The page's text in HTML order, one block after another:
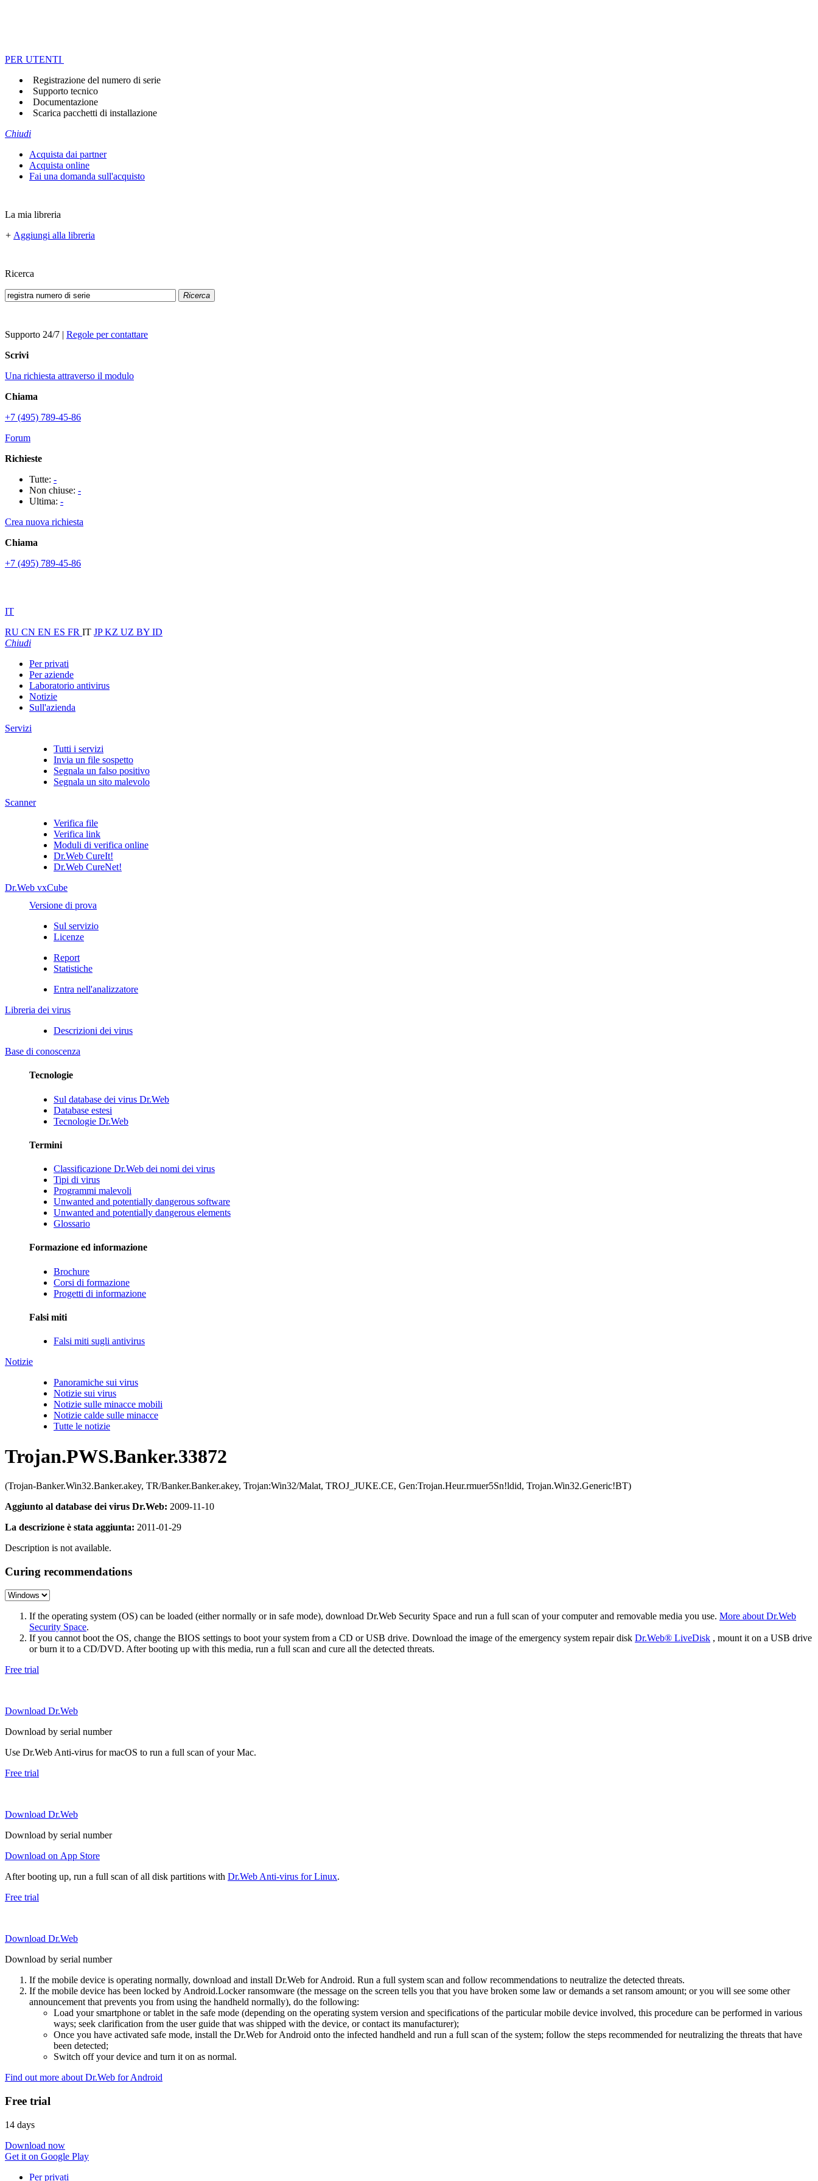
PER UTENTI
Registrazione del numero di serie
Supporto tecnico
Documentazione
Scarica pacchetti di installazione
Chiudi
Acquista dai partner
Acquista online
Fai una domanda sull'acquisto
La mia libreria
+ Aggiungi alla libreria
Ricerca
Ricerca
Supporto 24/7 | Regole per contattare
Scrivi
Una richiesta attraverso il modulo
Chiama
+7 (495) 789-45-86
Forum
Richieste
Tutte: -
Non chiuse: -
Ultima: -
Crea nuova richiesta
Chiama
+7 (495) 789-45-86
IT
RU CN EN ES FR IT JPKZ UZ BY ID
Chiudi
Per privati
Per aziende
Laboratorio antivirus
Notizie
Sull'azienda
Servizi
Tutti i servizi
Invia un file sospetto
Segnala un falso positivo
Segnala un sito malevolo
Scanner
Verifica file
Verifica link
Moduli di verifica online
Dr.Web CureIt!
Dr.Web CureNet!
Dr.Web vxCube
Versione di prova
Sul servizio
Licenze
Report
Statistiche
Entra nell'analizzatore
Libreria dei virus
Descrizioni dei virus
Base di conoscenza
Tecnologie
Sul database dei virus Dr.Web
Database estesi
Tecnologie Dr.Web
Termini
Classificazione Dr.Web dei nomi dei virus
Tipi di virus
Programmi malevoli
Unwanted and potentially dangerous software
Unwanted and potentially dangerous elements
Glossario
Formazione ed informazione
Brochure
Corsi di formazione
Progetti di informazione
Falsi miti
Falsi miti sugli antivirus
Notizie
Panoramiche sui virus
Notizie sui virus
Notizie sulle minacce mobili
Notizie calde sulle minacce
Tutte le notizie
Trojan.PWS.Banker.33872
(Trojan-Banker.Win32.Banker.akey, TR/Banker.Banker.akey, Trojan:Win32/Malat, TROJ_JUKE.CE, Gen:Trojan.Heur.rmuer5Sn!ldid, Trojan.Win32.Generic!BT)
Aggiunto al database dei virus Dr.Web: 2009-11-10
La descrizione è stata aggiunta: 2011-01-29
Description is not available.
Curing recommendations
If the operating system (OS) can be loaded (either normally or in safe mode), download Dr.Web Security Space and run a full scan of your computer and removable media you use. More about Dr.Web
Security Space.
If you cannot boot the OS, change the BIOS settings to boot your system from a CD or USB drive. Download the image of the emergency system repair disk Dr.Web® LiveDisk , mount it on a USB drive
or burn it to a CD/DVD. After booting up with this media, run a full scan and cure all the detected threats.
Free trial
Download Dr.Web
Download by serial number
Use Dr.Web Anti-virus for macOS to run a full scan of your Mac.
Free trial
Download Dr.Web
Download by serial number
Download on App Store
After booting up, run a full scan of all disk partitions with Dr.Web Anti-virus for Linux.
Free trial
Download Dr.Web
Download by serial number
If the mobile device is operating normally, download and install Dr.Web for Android. Run a full system scan and follow recommendations to neutralize the detected threats.
If the mobile device has been locked by Android.Locker ransomware (the message on the screen tells you that you have broken some law or demands a set ransom amount; or you will see some other
announcement that prevents you from using the handheld normally), do the following:
Load your smartphone or tablet in the safe mode (depending on the operating system version and specifications of the particular mobile device involved, this procedure can be performed in various
ways; seek clarification from the user guide that was shipped with the device, or contact its manufacturer);
Once you have activated safe mode, install the Dr.Web for Android onto the infected handheld and run a full scan of the system; follow the steps recommended for neutralizing the threats that have
been detected;
Switch off your device and turn it on as normal.
Find out more about Dr.Web for Android
Free trial
14 days
Download now
Get it on Google Play
Per privati